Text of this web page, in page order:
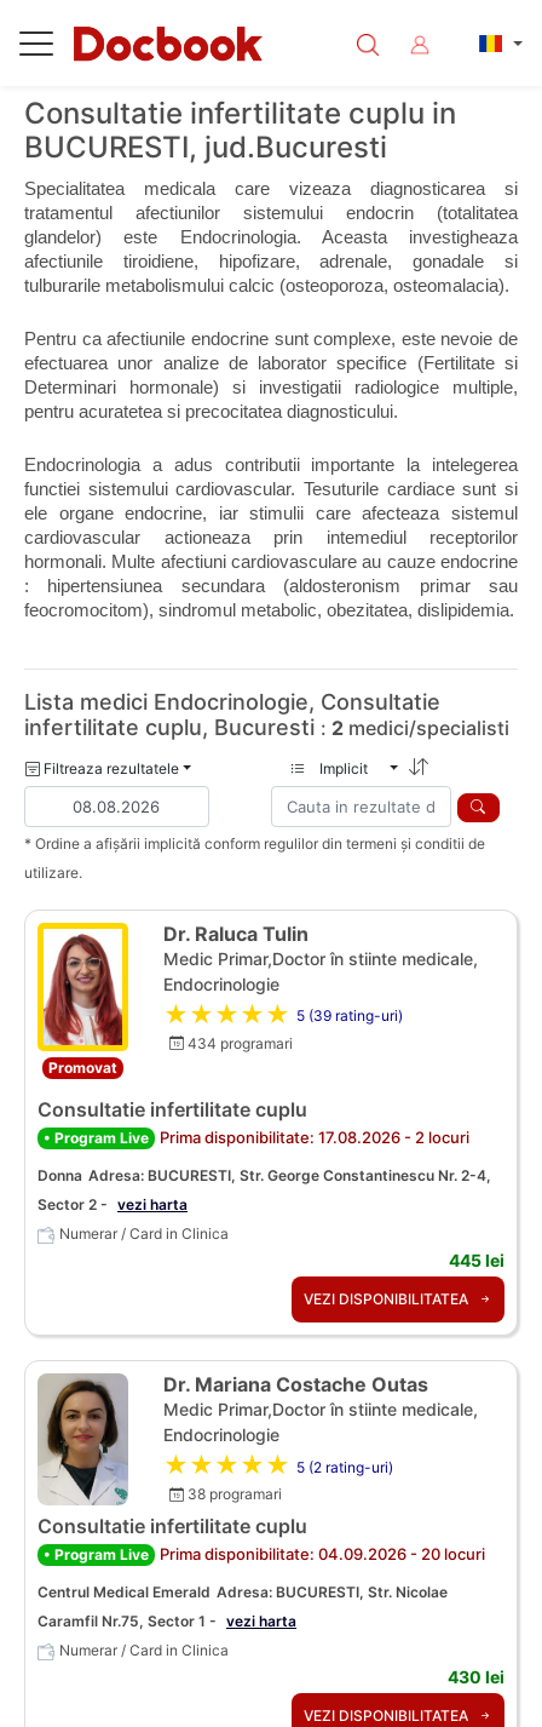
Consultatie infertilitate cuplu in
BUCURESTI, jud.Bucuresti
Specialitatea medicala care vizeaza diagnosticarea si
tratamentul afectiunilor sistemului endocrin (totalitatea
glandelor) este Endocrinologia. Aceasta investigheaza
afectiunile tiroidiene, hipofizare, adrenale, gonadale si
tulburarile metabolismului calcic (osteoporoza, osteomalacia).
Pentru ca afectiunile endocrine sunt complexe, este nevoie de
efectuarea unor analize de laborator specifice (Fertilitate si
Determinari hormonale) si investigatii radiologice multiple,
pentru acuratetea si precocitatea diagnosticului.
Endocrinologia a adus contributii importante la intelegerea
functiei sistemului cardiovascular. Tesuturile cardiace sunt si
ele organe endocrine, iar stimulii care afecteaza sistemul
cardiovascular actioneaza prin intemediul receptorilor
hormonali. Multe afectiuni cardiovasculare au cauze endocrine
: hipertensiunea secundara (aldosteronism primar sau
feocromocitom), sindromul metabolic, obezitatea, dislipidemia.
Lista medici Endocrinologie, Consultatie
infertilitate cuplu, Bucuresti : 2 medici/specialisti
Filtreaza rezultatele Implicit
* Ordine a afișării implicită conform regulilor din termeni și conditii de
utilizare.
Promovat
Dr. Raluca Tulin
Medic Primar,Doctor în stiinte medicale,
Endocrinologie
★★★★★ 5 (39 rating-uri)
434 programari
Consultatie infertilitate cuplu
• Program Live Prima disponibilitate: 17.08.2026 - 2 locuri
Donna Adresa: BUCURESTI, Str. George Constantinescu Nr. 2-4,
Sector 2 - vezi harta
Numerar / Card in Clinica
445 lei
VEZI DISPONIBILITATEA
Dr. Mariana Costache Outas
Medic Primar,Doctor în stiinte medicale,
Endocrinologie
★★★★★ 5 (2 rating-uri)
38 programari
Consultatie infertilitate cuplu
• Program Live Prima disponibilitate: 04.09.2026 - 20 locuri
Centrul Medical Emerald Adresa: BUCURESTI, Str. Nicolae
Caramfil Nr.75, Sector 1 - vezi harta
Numerar / Card in Clinica
430 lei
VEZI DISPONIBILITATEA